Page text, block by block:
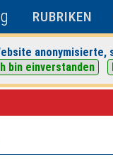
RUBRIKEN
bin einverstanden
>Cinémathèque Leipzig